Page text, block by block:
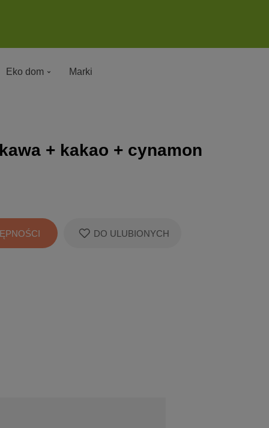
Eko dom Marki
+ kakao + cynamon
DO ULUBIONYCH